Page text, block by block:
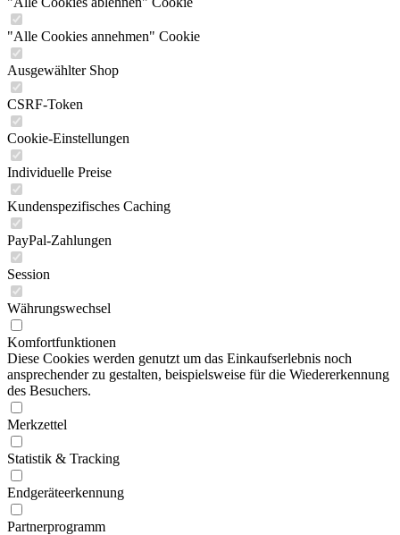
"Alle Cookies annehmen" Cookie
Ausgewählter Shop
CSRF-Token
Cookie-Einstellungen
Individuelle Preise
Kundenspezifisches Caching
PayPal-Zahlungen
Session
Währungswechsel
Komfortfunktionen
Diese Cookies werden genutzt um das Einkaufserlebnis noch
ansprechender zu gestalten, beispielsweise für die Wiedererkennung
des Besuchers.
Merkzettel
Statistik & Tracking
Endgeräteerkennung
Partnerprogramm